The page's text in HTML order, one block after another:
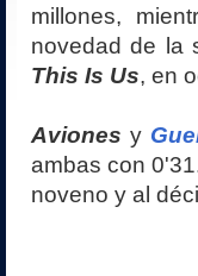
millones,
novedad de la
This Is Us, en
Aviones y
ambas con
noveno y al